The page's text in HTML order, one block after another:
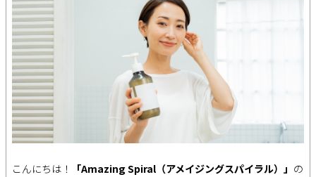
こんにちは！ 「Amazing Spiral（アメイジングスパイラル）」 の